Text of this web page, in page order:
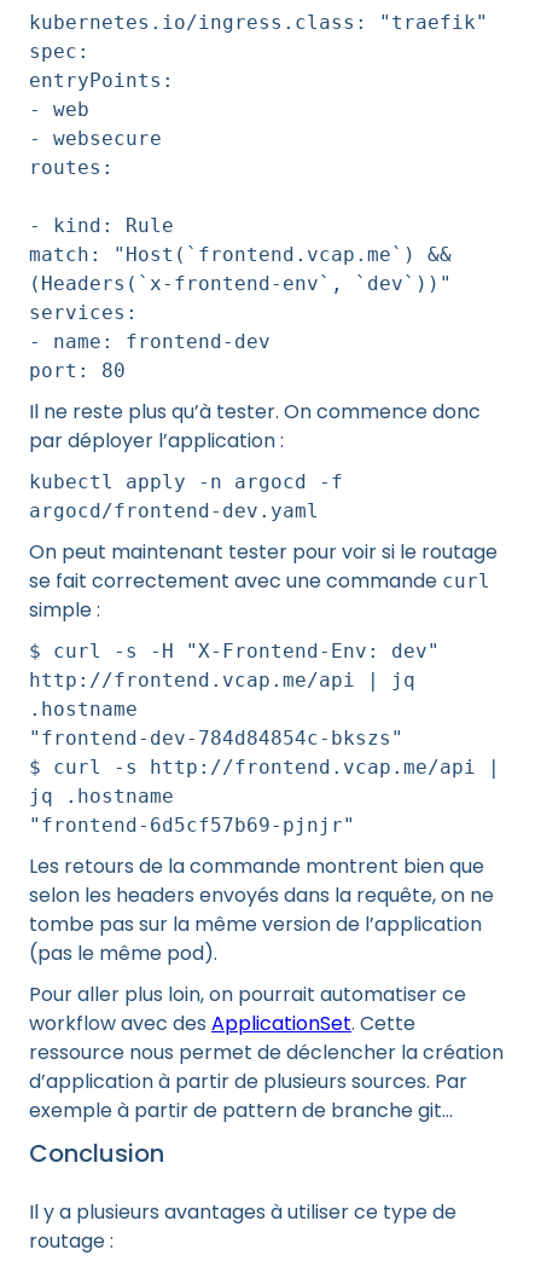
kubernetes.io/ingress.class: "traefik"
spec:
entryPoints:
- web
- websecure
routes:
- kind: Rule
match: "Host(`frontend.vcap.me`) &&
(Headers(`x-frontend-env`, `dev`))"
services:
- name: frontend-dev
port: 80
Il ne reste plus qu’à tester. On commence donc
par déployer l’application :
kubectl apply -n argocd -f
argocd/frontend-dev.yaml
On peut maintenant tester pour voir si le routage
se fait correctement avec une commande curl
simple :
$ curl -s -H "X-Frontend-Env: dev"
http://frontend.vcap.me/api | jq
.hostname
"frontend-dev-784d84854c-bkszs"
$ curl -s http://frontend.vcap.me/api |
jq .hostname
"frontend-6d5cf57b69-pjnjr"
Les retours de la commande montrent bien que
selon les headers envoyés dans la requête, on ne
tombe pas sur la même version de l’application
(pas le même pod).
Pour aller plus loin, on pourrait automatiser ce
workflow avec des ApplicationSet. Cette
ressource nous permet de déclencher la création
d’application à partir de plusieurs sources. Par
exemple à partir de pattern de branche git…
Conclusion
Il y a plusieurs avantages à utiliser ce type de
routage :